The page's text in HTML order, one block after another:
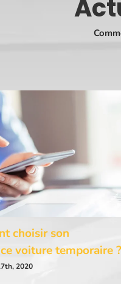
choisir son
voiture temporaire ?
2020